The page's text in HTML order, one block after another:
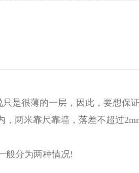
是很薄的一层，因此，要想
两米靠尺靠墙，落差不超过
般分为两种情况!